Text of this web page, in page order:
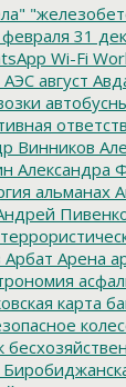
31
Wi-Fi
АЭС август
Винников
Александра
альманах
Арбат Арена
карта